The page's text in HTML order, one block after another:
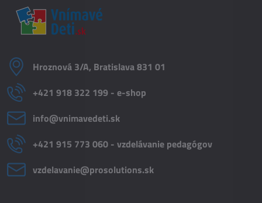
Hroznová 3/A, Bratislava 831 01
+421 918 322 199 - e-shop
info​@vnimavedeti​.sk
+421 915 773 060 - vzdelávanie pedagógov
vzdelavanie​@prosolutions​.sk